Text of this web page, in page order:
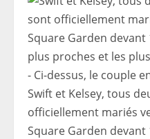
Swift et Kelsey, tous
officiellement mariés
Square Garden devant